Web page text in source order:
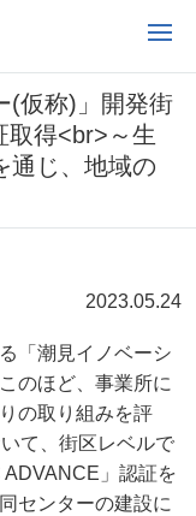
(仮称)」開発街
取得<br>～生
通じ、地域の
2023.05.24
「潮見イノベーシ
のほど、事業所に
の取り組みを評
て、街区レベルで
」認証を
センターの建設に